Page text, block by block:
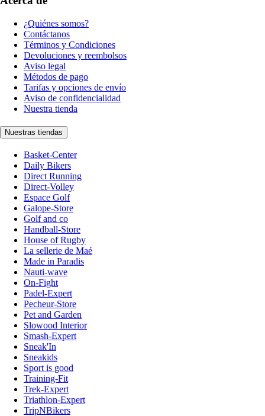
¿Quiénes somos?
Contáctanos
Términos y Condiciones
Devoluciones y reembolsos
Aviso legal
Métodos de pago
Tarifas y opciones de envío
Aviso de confidencialidad
Nuestra tienda
Nuestras tiendas
Basket-Center
Daily Bikers
Direct Running
Direct-Volley
Espace Golf
Galope-Store
Golf and co
Handball-Store
House of Rugby
La sellerie de Maé
Made in Paradis
Nauti-wave
On-Fight
Padel-Expert
Pecheur-Store
Pet and Garden
Slowood Interior
Smash-Expert
Sneak'In
Sneakids
Sport is good
Training-Fit
Trek-Expert
Triathlon-Expert
TripNBikers